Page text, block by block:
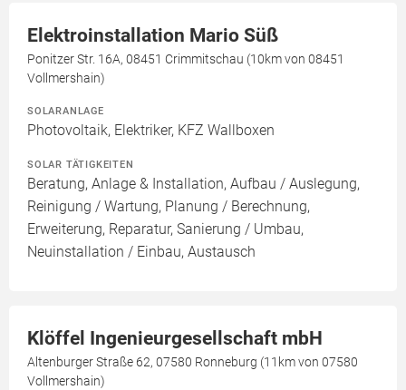
Elektroinstallation Mario Süß
Ponitzer Str. 16A, 08451 Crimmitschau (10km von 08451
Vollmershain)
SOLARANLAGE
Photovoltaik, Elektriker, KFZ Wallboxen
SOLAR TÄTIGKEITEN
Beratung, Anlage & Installation, Aufbau / Auslegung,
Reinigung / Wartung, Planung / Berechnung,
Erweiterung, Reparatur, Sanierung / Umbau,
Neuinstallation / Einbau, Austausch
Klöffel Ingenieurgesellschaft mbH
Altenburger Straße 62, 07580 Ronneburg (11km von 07580
Vollmershain)